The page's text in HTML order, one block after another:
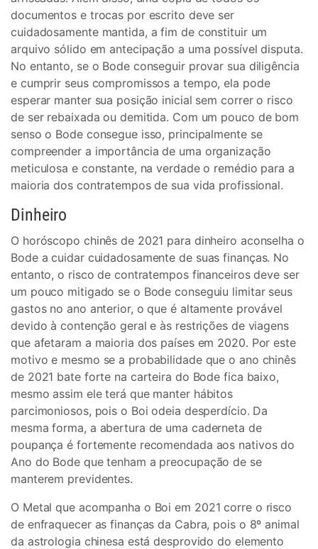
documentos e trocas por escrito deve ser
cuidadosamente mantida, a fim de constituir um
arquivo sólido em antecipação a uma possível disputa.
No entanto, se o Bode conseguir provar sua diligência
e cumprir seus compromissos a tempo, ela pode
esperar manter sua posição inicial sem correr o risco
de ser rebaixada ou demitida. Com um pouco de bom
senso o Bode consegue isso, principalmente se
compreender a importância de uma organização
meticulosa e constante, na verdade o remédio para a
maioria dos contratempos de sua vida profissional.
Dinheiro
O horóscopo chinês de 2021 para dinheiro aconselha o
Bode a cuidar cuidadosamente de suas finanças. No
entanto, o risco de contratempos financeiros deve ser
um pouco mitigado se o Bode conseguiu limitar seus
gastos no ano anterior, o que é altamente provável
devido à contenção geral e às restrições de viagens
que afetaram a maioria dos países em 2020. Por este
motivo e mesmo se a probabilidade que o ano chinês
de 2021 bate forte na carteira do Bode fica baixo,
mesmo assim ele terá que manter hábitos
parcimoniosos, pois o Boi odeia desperdício. Da
mesma forma, a abertura de uma caderneta de
poupança é fortemente recomendada aos nativos do
Ano do Bode que tenham a preocupação de se
manterem previdentes.
O Metal que acompanha o Boi em 2021 corre o risco
de enfraquecer as finanças da Cabra, pois o 8º animal
da astrologia chinesa está desprovido do elemento